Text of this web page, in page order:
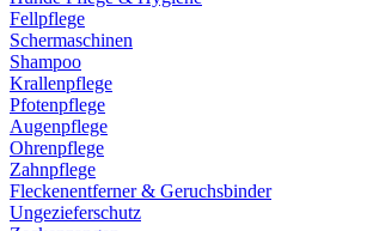
Fellpflege
Schermaschinen
Shampoo
Krallenpflege
Pfotenpflege
Augenpflege
Ohrenpflege
Zahnpflege
Fleckenentferner & Geruchsbinder
Ungezieferschutz